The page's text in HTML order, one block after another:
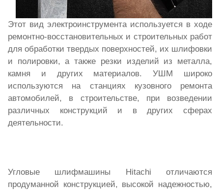
Этот вид электроинструмента используется в ходе
ремонтно-восстановительных и строительных работ
для обработки твердых поверхностей, их шлифовки
и полировки, а также резки изделий из металла,
камня и других материалов. УШМ широко
используются на станциях кузовного ремонта
автомобилей, в строительстве, при возведении
различных конструкций и в других сферах
деятельности.
Угловые шлифмашины Hitachi
отличаются
продуманной конструкцией, высокой надежностью,